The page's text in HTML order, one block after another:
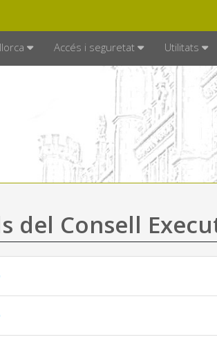
Accés i seguretat Utilitats
del Consell